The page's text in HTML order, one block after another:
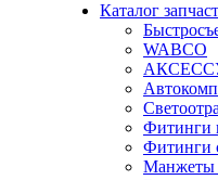
Каталог
WABCO
Фитинги
Фитинги
Манжеты